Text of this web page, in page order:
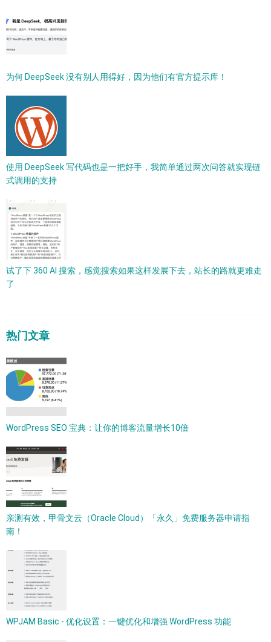
为何 DeepSeek 没有别人用得好，因为他们有官方提示库！
使用 DeepSeek 写代码也是一把好手，我简单通过两次问答就实现链
式调用的支持
试了下 360 AI 搜索，感觉搜索如果这样发展下去，站长的路就更难走
了
热门文章
WordPress SEO 宝典：让你的博客流量增长10倍
亲测有效，甲骨文云（Oracle Cloud）「永久」免费服务器申请指
南！
WPJAM Basic - 优化设置：一键优化和增强 WordPress 功能